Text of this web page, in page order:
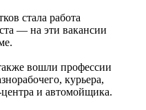
стала работа
— на эти вакансии
вошли профессии
курьера,
центра и автомойщика.